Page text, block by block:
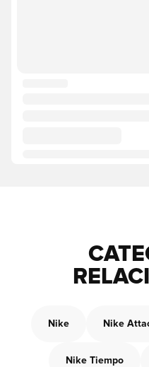
Nike Nike
Nike Tiempo